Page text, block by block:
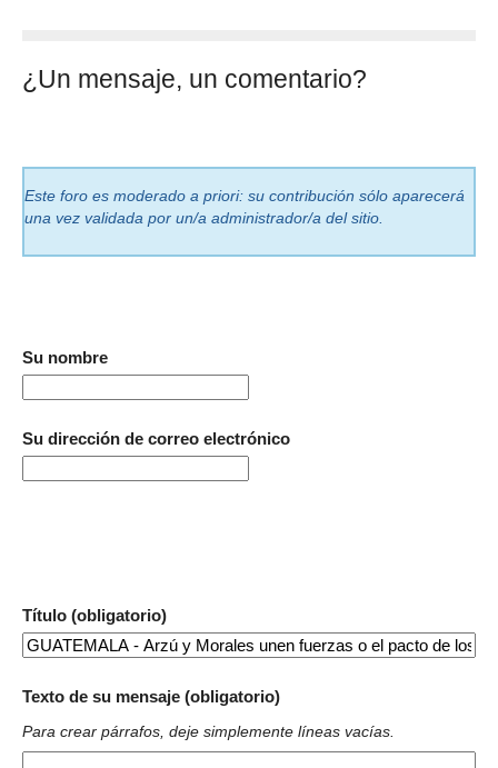
¿Un mensaje, un comentario?
Este foro es moderado a priori: su contribución sólo aparecerá
una vez validada por un/a administrador/a del sitio.
Su nombre
Su dirección de correo electrónico
Título (obligatorio)
Texto de su mensaje (obligatorio)
Para crear párrafos, deje simplemente líneas vacías.